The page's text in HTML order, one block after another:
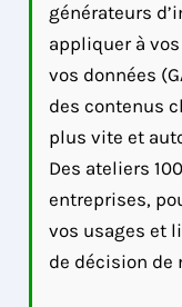
générateurs
appliquer à
vos données
des contenus
plus vite et
Des ateliers
entreprises,
vos usages et
de décision de